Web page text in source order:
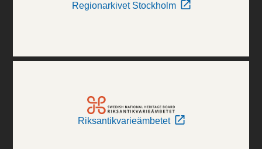
Regionarkivet Stockholm
Riksantikvarieämbetet